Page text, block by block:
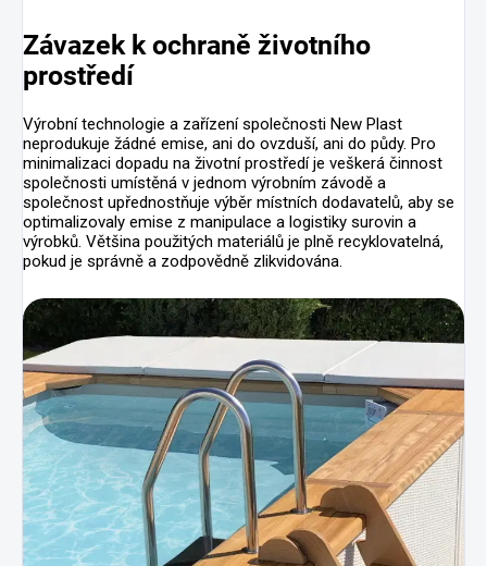
Závazek k ochraně životního
prostředí
Výrobní technologie a zařízení společnosti New Plast
neprodukuje žádné emise, ani do ovzduší, ani do půdy. Pro
minimalizaci dopadu na životní prostředí je veškerá činnost
společnosti umístěná v jednom výrobním závodě a
společnost upřednostňuje výběr místních dodavatelů, aby se
optimalizovaly emise z manipulace a logistiky surovin a
výrobků. Většina použitých materiálů je plně recyklovatelná,
pokud je správně a zodpovědně zlikvidována.